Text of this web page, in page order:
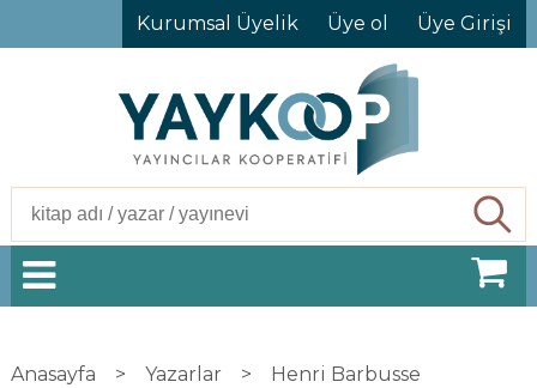
Kurumsal Üyelik Üye ol Üye Girişi
Anasayfa > Yazarlar > Henri Barbusse